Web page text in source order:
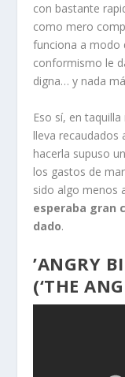
con bastante
como mero
funciona a modo
conformismo le
digna… y nada
Eso sí, en
lleva recaudados
hacerla supuso
los gastos de
sido algo menos
esperaba gran
dado.
’ANGRY
(‘THE